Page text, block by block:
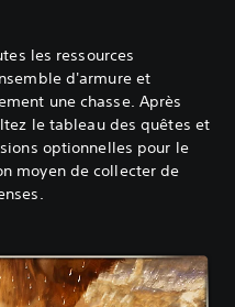
les ressources
d'armure et
une chasse. Après
le tableau des quêtes et
optionnelles pour le
moyen de collecter de